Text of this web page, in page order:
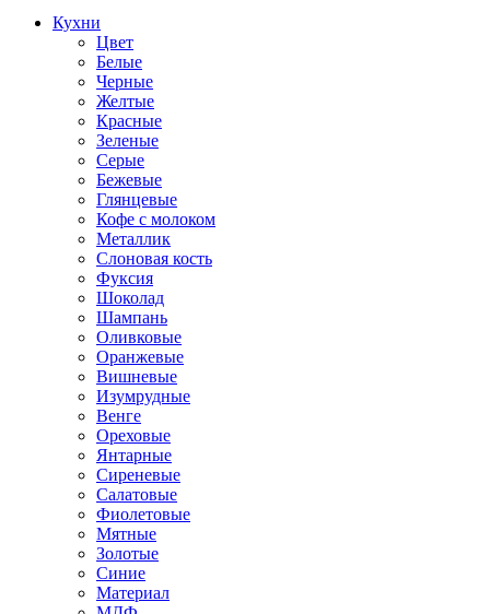
Кухни
Цвет
Белые
Черные
Желтые
Красные
Зеленые
Серые
Бежевые
Глянцевые
Кофе с молоком
Металлик
Слоновая кость
Фуксия
Шоколад
Шампань
Оливковые
Оранжевые
Вишневые
Изумрудные
Венге
Ореховые
Янтарные
Сиреневые
Салатовые
Фиолетовые
Мятные
Золотые
Синие
Материал